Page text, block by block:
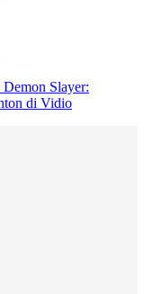
Slayer:
di Vidio